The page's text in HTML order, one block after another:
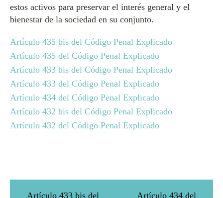
estos activos para preservar el interés general y el
bienestar de la sociedad en su conjunto.
Artículo 435 bis del Código Penal Explicado
Artículo 435 del Código Penal Explicado
Artículo 433 bis del Código Penal Explicado
Artículo 433 del Código Penal Explicado
Artículo 434 del Código Penal Explicado
Artículo 432 bis del Código Penal Explicado
Artículo 432 del Código Penal Explicado
Artículo 433 bis del Artículo 434 del